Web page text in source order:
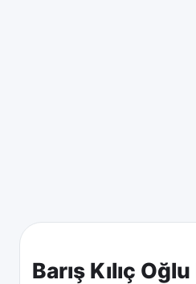
Barış Kılıç